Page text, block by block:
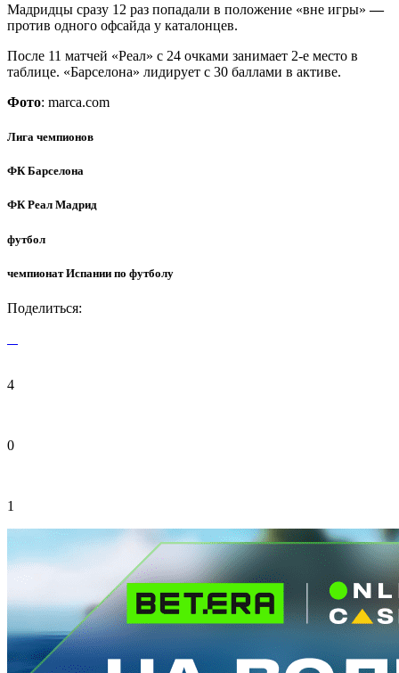
Мадридцы сразу 12 раз попадали в положение «вне игры»—
против одного офсайда у каталонцев.
После 11 матчей «Реал» с 24 очками занимает 2-е место в
таблице. «Барселона» лидирует с 30 баллами в активе.
Фото: marca.com
Лига чемпионов
ФК Барселона
ФК Реал Мадрид
футбол
чемпионат Испании по футболу
Поделиться:
4
0
1